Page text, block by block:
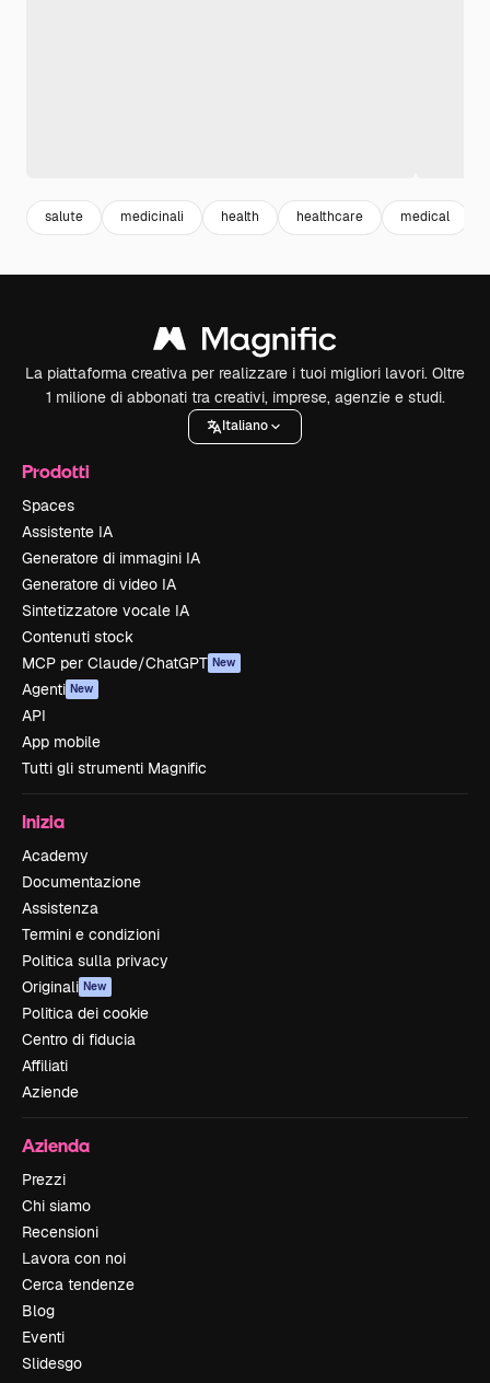
salute medicinali health healthcare medical
La piattaforma creativa per realizzare i tuoi migliori lavori. Oltre
1 milione di abbonati tra creativi, imprese, agenzie e studi.
Italiano
Prodotti
Spaces
Assistente IA
Generatore di immagini IA
Generatore di video IA
Sintetizzatore vocale IA
Contenuti stock
MCP per Claude/ChatGPT New
Agenti New
API
App mobile
Tutti gli strumenti Magnific
Inizia
Academy
Documentazione
Assistenza
Termini e condizioni
Politica sulla privacy
Originali New
Politica dei cookie
Centro di fiducia
Affiliati
Aziende
Azienda
Prezzi
Chi siamo
Recensioni
Lavora con noi
Cerca tendenze
Blog
Eventi
Slidesgo